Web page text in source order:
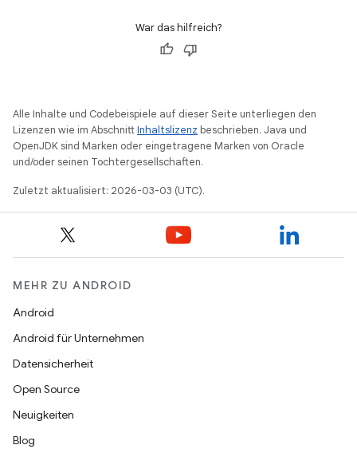
War das hilfreich?
Alle Inhalte und Codebeispiele auf dieser Seite unterliegen den
Lizenzen wie im AbschnittInhaltslizenz beschrieben. Java und
OpenJDK sind Marken oder eingetragene Marken von Oracle
und/oder seinen Tochtergesellschaften.
Zuletzt aktualisiert: 2026-03-03 (UTC).
MEHR ZU ANDROID
Android
Android für Unternehmen
Datensicherheit
Open Source
Neuigkeiten
Blog